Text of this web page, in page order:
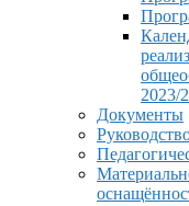
2023/
Документы